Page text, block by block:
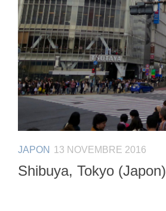
JAPON 13 NOVEMBRE 2016
Shibuya, Tokyo (Japon)